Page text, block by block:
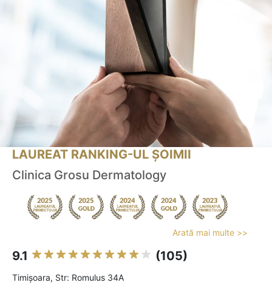
LAUREAT RANKING-UL ȘOIMII
Clinica Grosu Dermatology
Arată mai multe >>
9.1 (105)
Timişoara, Str: Romulus 34A